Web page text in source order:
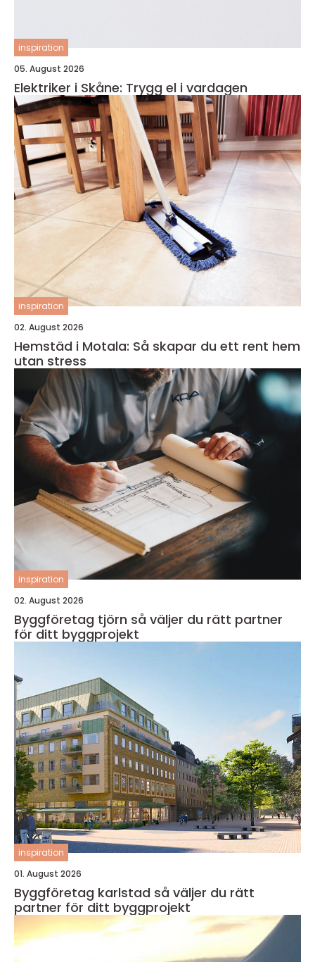
inspiration
05. August 2026
Elektriker i Skåne: Trygg el i vardagen
inspiration
02. August 2026
Hemstäd i Motala: Så skapar du ett rent hem
utan stress
inspiration
02. August 2026
Byggföretag tjörn så väljer du rätt partner
för ditt byggprojekt
inspiration
01. August 2026
Byggföretag karlstad så väljer du rätt
partner för ditt byggprojekt